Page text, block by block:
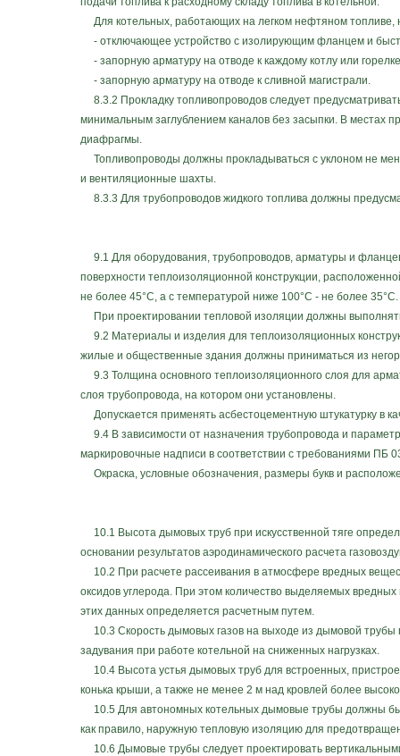
Для котельных, работающих на легком нефтяном топливе,
- отключающее устройство с изолирующим фланцем и
- запорную арматуру на отводе к каждому котлу или
- запорную арматуру на отводе к сливной магистрали.
8.3.2 Прокладку топливопроводов следует
минимальным заглублением каналов без засыпки. В местах
диафрагмы.
Топливопроводы должны прокладываться с уклоном не
и вентиляционные шахты.
8.3.3 Для трубопроводов жидкого топлива должны
9.1 Для оборудования, трубопроводов, арматуры и
поверхности теплоизоляционной конструкции,
не более 45°С, а с температурой ниже 100°С - не более 35°С.
При проектировании тепловой изоляции должны
9.2 Материалы и изделия для теплоизоляционных
жилые и общественные здания должны приниматься из
9.3 Толщина основного теплоизоляционного слоя для
слоя трубопровода, на котором они установлены.
Допускается применять асбестоцементную штукатурку в
9.4 В зависимости от назначения трубопровода и
маркировочные надписи в соответствии с требованиями ПБ
Окраска, условные обозначения, размеры букв и
10.1 Высота дымовых труб при искусственной тяге
основании результатов аэродинамического расчета
10.2 При расчете рассеивания в атмосфере вредных
оксидов углерода. При этом количество выделяемых
этих данных определяется расчетным путем.
10.3 Скорость дымовых газов на выходе из дымовой трубы
задувания при работе котельной на сниженных нагрузках.
10.4 Высота устья дымовых труб для встроенных,
конька крыши, а также не менее 2 м над кровлей более
10.5 Для автономных котельных дымовые трубы должны
как правило, наружную тепловую изоляцию для
10.6 Дымовые трубы следует проектировать